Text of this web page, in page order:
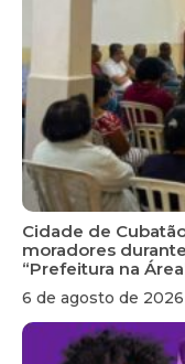
Cidade de
moradores
“Prefeitura na
6 de agosto de 2026